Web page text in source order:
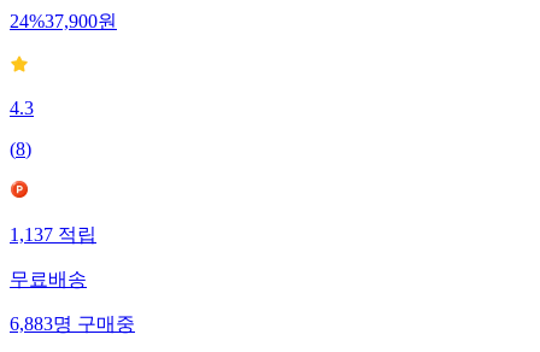
24%37,900원
4.3
(8)
1,137적립
무료배송
6,883명구매중